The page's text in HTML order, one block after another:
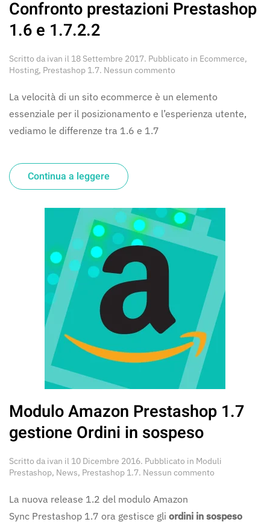
Confronto prestazioni Prestashop
1.6 e 1.7.2.2
Scritto da ivan il 18 Settembre 2017. Pubblicato in Ecommerce,
Hosting, Prestashop 1.7. Nessun commento
prestazioni
Prestashop
1.6
La velocità di un sito ecommerce è un elemento
essenziale per il posizionamento e l’esperienza utente,
vediamo le differenze tra 1.6 e 1.7
Continua a leggere
Modulo Amazon Prestashop 1.7
gestione Ordini in sospeso
Scritto da ivan il 10 Dicembre 2016. Pubblicato in Moduli
Prestashop, News, Prestashop 1.7. Nessun commento
1.7
La nuova release 1.2 del modulo Amazon
Sync Prestashop 1.7 ora gestisce gli ordini in sospeso